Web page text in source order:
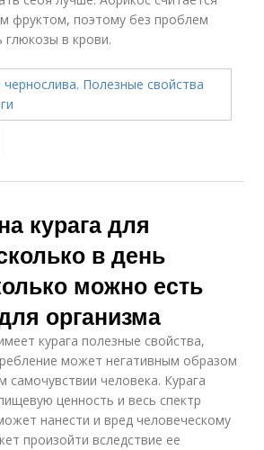
фруктом, поэтому без проблем
глюкозы в крови.
курага для
в день
можно есть
организма
курага полезные свойства,
может негативным образом
самочувствии человека. Курага
ценность и весь спектр
нанести и вред человеческому
произойти вследствие ее